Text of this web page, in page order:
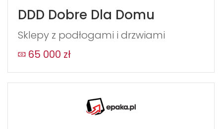
DDD Dobre Dla Domu
Sklepy z podłogami i drzwiami
65 000 zł